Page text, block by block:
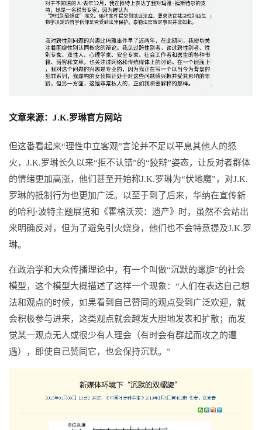
文章来源：J.K.罗琳官方网站
但这番看起来“理性中立客观”言论并不足以平息其他人的怒
火，J.K.罗琳长久以来“拒不认错”的“狡辩”姿态，让反对者群体
的情绪更加高涨，他们甚至开始称J.K.罗琳为“伏地魔”，对J.K.
罗琳的抵制行为也更加广泛。 以至于到了后来，华纳在宣传新
的哈利·波特主题展览和《霍格沃茨： 遗产》时，虽然不会站出
来明确反对，但为了避免引火烧身，他们也不会特意提及J.K.罗
琳。
在政治学和大众传播理论中，有一个叫做“沉默的螺旋”的社会
模型，这个模型大概描述了这样一个现象：“人们在表达自己想
法和观点的时候，如果看到自己赞同的观点受到广泛欢迎，就
会积极参与进来，这类观点就会越发大胆地发表和扩散；而发
觉某一观点无人或很少有人理会（有时会有群起而攻之的遭
遇），即使自己赞同它，也会保持沉默。”